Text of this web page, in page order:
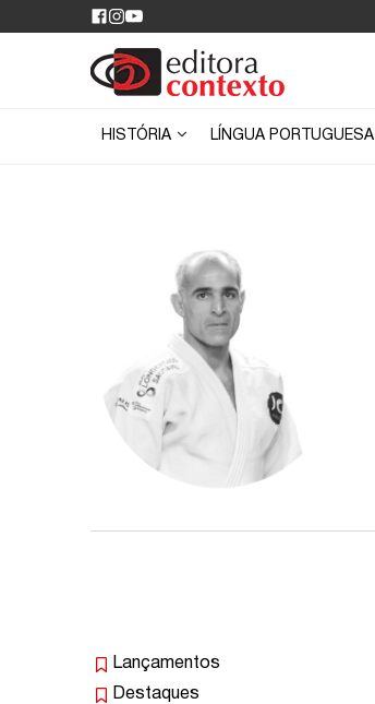
HISTÓRIA LÍNGUA PORTUGUESA
Lançamentos
Destaques